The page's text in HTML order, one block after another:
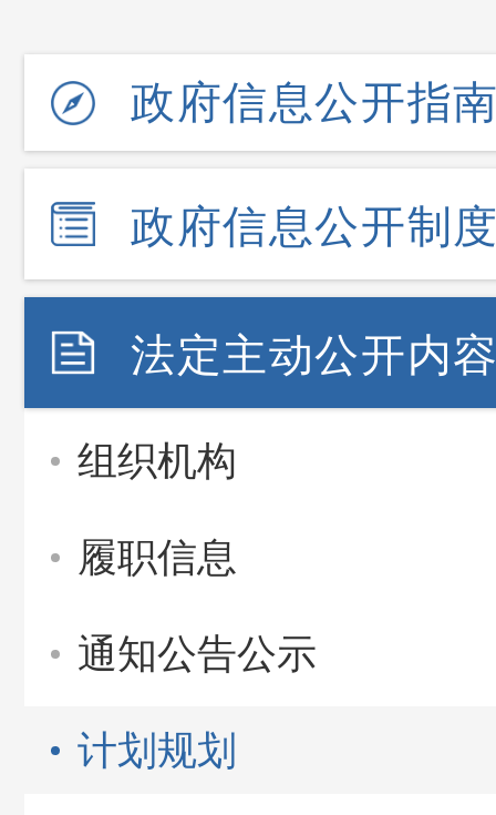
政府信息公开指
政府信息公开制
法定主动公开内
组织机构
履职信息
通知公告公示
计划规划